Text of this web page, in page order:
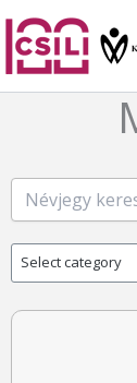
Skip
to
content